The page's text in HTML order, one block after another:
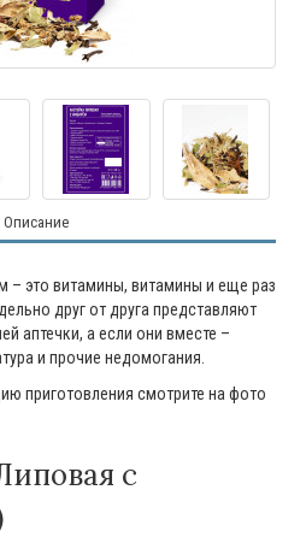
Описание
– это витамины, витамины и еще раз
друг от друга представляют
аптечки, а если они вместе –
и прочие недомогания.
приготовления смотрите на фото
с